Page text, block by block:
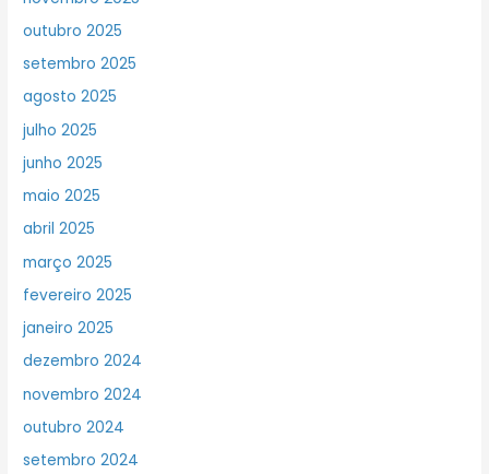
outubro 2025
setembro 2025
agosto 2025
julho 2025
junho 2025
maio 2025
abril 2025
março 2025
fevereiro 2025
janeiro 2025
dezembro 2024
novembro 2024
outubro 2024
setembro 2024